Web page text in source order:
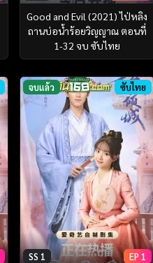
Good and Evil (2021) ไป่หลิง
ถานบ่อน้ำร้อยวิญญาณ ตอนที่
1-32 จบ ซับไทย
จบแล้ว ซับไทย
SS 1 EP 1